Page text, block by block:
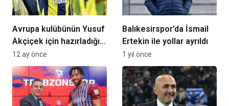
Avrupa kulübünün Yusuf
Akçiçek için hazırladığı
scouting raporu ortaya
çıktı: “Orası için çok
ideal”
12 ay önce
Balıkesirspor’da İsmail
Ertekin ile yollar ayrıldı
1 yıl önce